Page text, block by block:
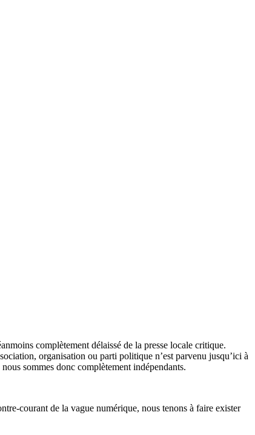
complètement délaissé de la presse locale critique.
organisation ou parti politique n’est parvenu jusqu’ici à
sommes donc complètement indépendants.
courant de la vague numérique, nous tenons à faire exister